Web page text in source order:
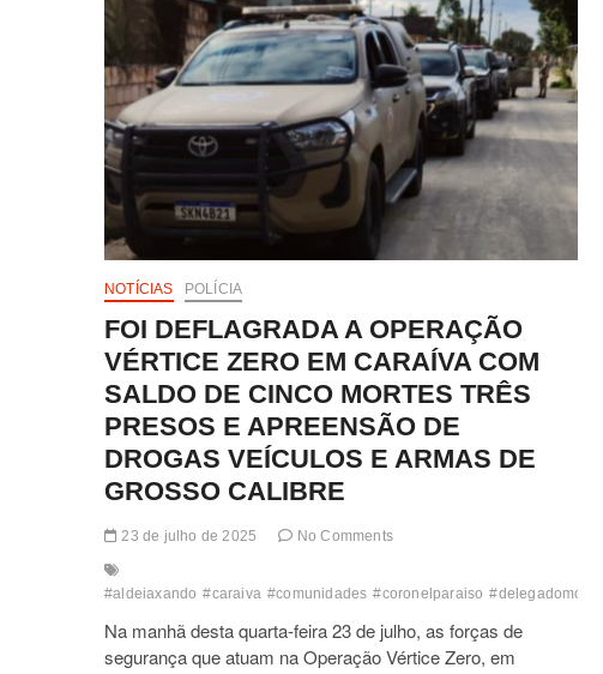
CUMPRE
MANDADO
PRISÃO
EUNÁPOLIS
NOTÍCIAS POLÍCIA
FOI DEFLAGRADA A OPERAÇÃO
VÉRTICE ZERO EM CARAÍVA COM
SALDO DE CINCO MORTES TRÊS
PRESOS E APREENSÃO DE
DROGAS VEÍCULOS E ARMAS DE
GROSSO CALIBRE
23 de julho de 2025 No Comments
#aldeiaxando #caraiva #comunidades #coronelparaiso #delegadomoabe
Na manhã desta quarta-feira 23 de julho, as forças de
segurança que atuam na Operação Vértice Zero, em